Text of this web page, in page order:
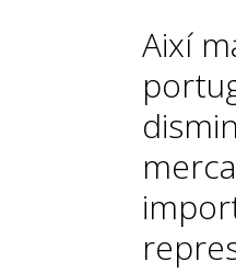
Així